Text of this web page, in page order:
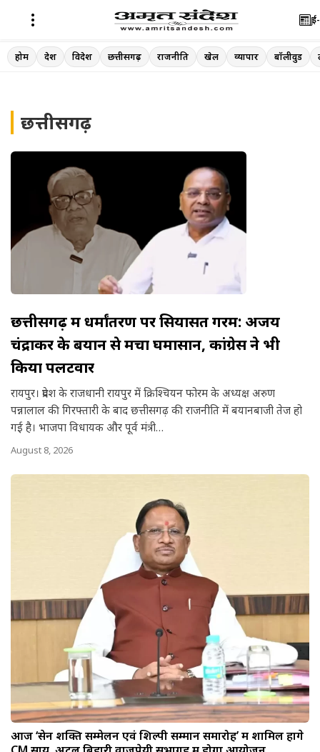
Skip
to
होम देश विदेश छत्तीसगढ़ राजनीति खेल व्यापार बॉलीवुड
छत्तीसगढ़
छत्तीसगढ़ में धर्मांतरण पर सियासत गरम: अजय
चंद्राकर के बयान से मचा घमासान, कांग्रेस ने भी
किया पलटवार
रायपुर। प्रदेश के राजधानी रायपुर में क्रिश्चियन फोरम के अध्यक्ष अरुण
पन्नालाल की गिरफ्तारी के बाद छत्तीसगढ़ की राजनीति में बयानबाजी तेज हो
गई है। भाजपा विधायक और पूर्व मंत्री…
August 8, 2026
आज ‘सेन शक्ति सम्मेलन एवं शिल्पी सम्मान समारोह’ में शामिल होंगे